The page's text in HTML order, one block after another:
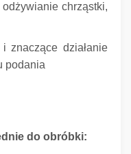
chrząstki,
znaczące działanie
podania
do obróbki: